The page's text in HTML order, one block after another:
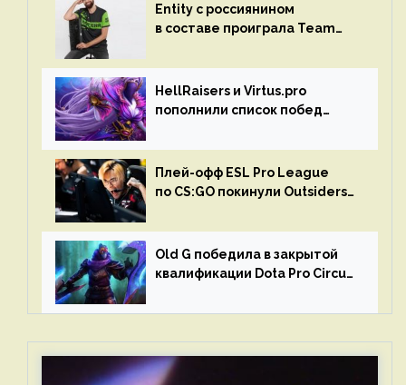
Entity с россиянином
в составе проиграла Team
HellRaisers и Virtus.pro
пополнили список побед
Плей-офф ESL Pro League
по CS:GO покинули Outsiders
Old G победила в закрытой
квалификации Dota Pro Circuit